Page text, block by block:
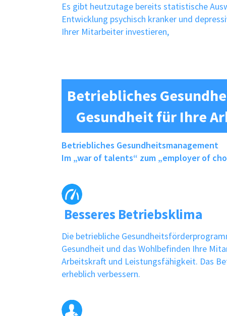
Es gibt heutzutage bereits statistische
Entwicklung psychisch kranker und
Ihrer Mitarbeiter investieren,
Betriebliches
Gesundheit für Ihre
Betriebliches Gesundheitsmanagement
Im „war of talents“ zum „employer of
Besseres Betriebsklima
Die betriebliche
Gesundheit und das Wohlbefinden Ihre
Arbeitskraft und Leistungsfähigkeit. Das
erheblich verbessern.